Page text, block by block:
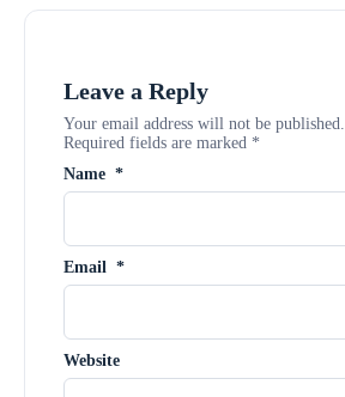
Leave a Reply
Your email address will not be published.
Required fields are marked *
Name *
Email *
Website